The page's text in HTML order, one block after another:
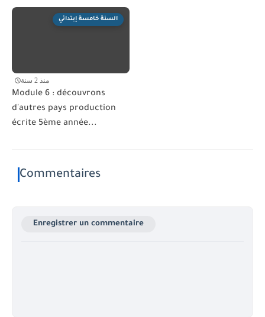
السنة خامسة إبتدائي
منذ 2 سنة
Module 6 : découvrons
d'autres pays production
écrite 5ème année...
Commentaires
Enregistrer un commentaire